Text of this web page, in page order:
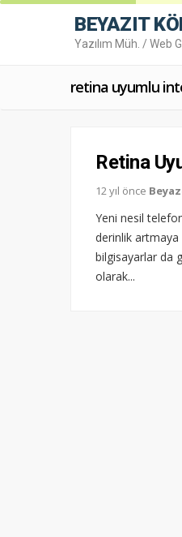
BEYAZIT
Yazılım Müh. / Web
retina uyumlu
Retina
12 yıl önce
Yeni nesil
derinlik artmaya
bilgisayarlar da
olarak...